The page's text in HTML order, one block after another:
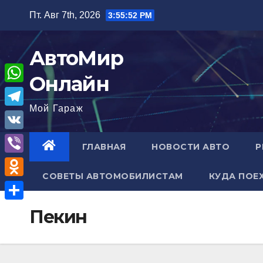
содержимому
Пт. Авг 7th, 2026 3:55:54 PM
АвтоМир
Онлайн
Мой Гараж
ГЛАВНАЯ НОВОСТИ АВТО
СОВЕТЫ АВТОМОБИЛИСТАМ КУДА
Пекин
W
h
a
A
T
e
l
e
g
m
V
K
V
i
b
O
o
п